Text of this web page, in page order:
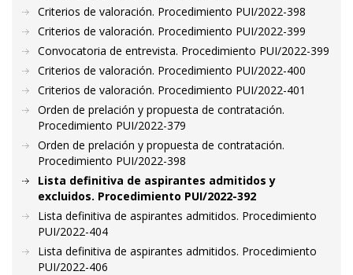
Criterios de valoración. Procedimiento PUI/2022-398
Criterios de valoración. Procedimiento PUI/2022-399
Convocatoria de entrevista. Procedimiento PUI/2022-399
Criterios de valoración. Procedimiento PUI/2022-400
Criterios de valoración. Procedimiento PUI/2022-401
Orden de prelación y propuesta de contratación.
Procedimiento PUI/2022-379
Orden de prelación y propuesta de contratación.
Procedimiento PUI/2022-398
Lista definitiva de aspirantes admitidos y
excluidos. Procedimiento PUI/2022-392
Lista definitiva de aspirantes admitidos. Procedimiento
PUI/2022-404
Lista definitiva de aspirantes admitidos. Procedimiento
PUI/2022-406